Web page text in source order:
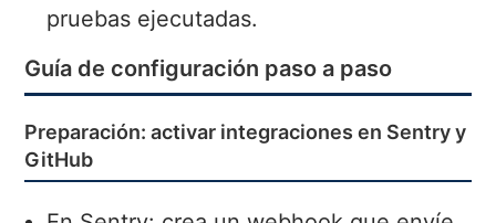
pruebas ejecutadas.
Guía de configuración paso a paso
Preparación: activar integraciones en Sentry y
GitHub